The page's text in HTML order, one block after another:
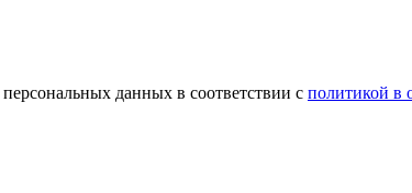
данных в соответствии с политикой в